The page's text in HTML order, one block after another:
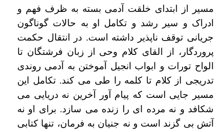
مسیر از ابتدای خلقت آدمی بسته به ظرف فهم و
ادراک و سیر رشد و تکامل او به حالات گوناگون
جریانی توقف ناپذیر داشته
است. در انتقال حکمت
پروردگار، از القای کلام وحی از زبان فرشتگان تا
الواح تورات و ابواب انجیل آموختن به آدمی روندی
تدریجی از کلام تا کلمه را طی می کند.تکامل این
مسیر جایی است که پیام آور آخرین نه دریایی می
شکافد و نه مرده ای را زنده می سازد. برای او نه
آتش بی گزند است و نه جنیان به فرمان، تنها کتابی